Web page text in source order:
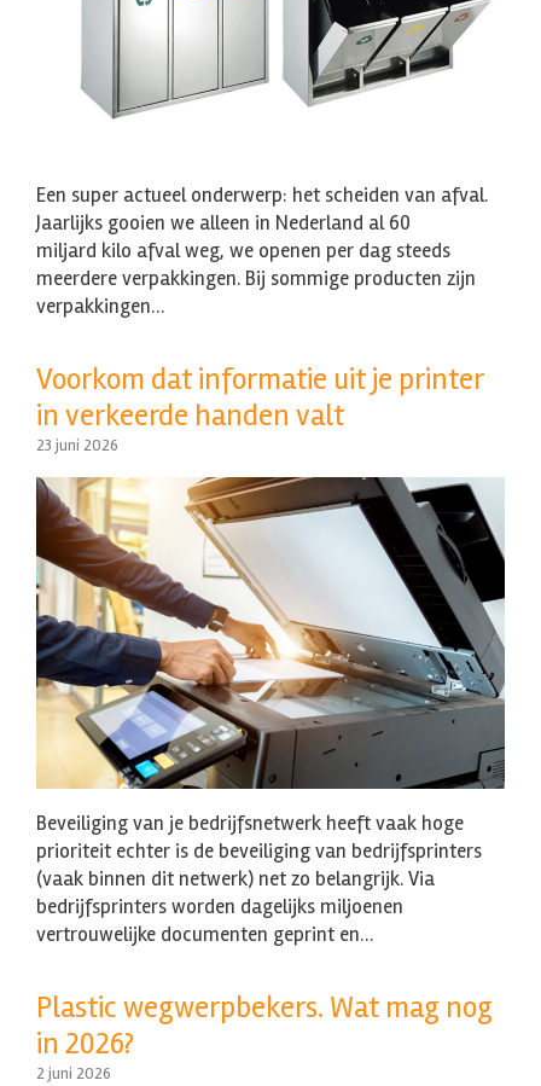
Een super actueel onderwerp: het scheiden van afval.
Jaarlijks gooien we alleen in Nederland al 60
miljard kilo afval weg, we openen per dag steeds
meerdere verpakkingen. Bij sommige producten zijn
verpakkingen…
Voorkom dat informatie uit je printer
in verkeerde handen valt
23 juni 2026
Beveiliging van je bedrijfsnetwerk heeft vaak hoge
prioriteit echter is de beveiliging van bedrijfsprinters
(vaak binnen dit netwerk) net zo belangrijk. Via
bedrijfsprinters worden dagelijks miljoenen
vertrouwelijke documenten geprint en…
Plastic wegwerpbekers. Wat mag nog
in 2026?
2 juni 2026